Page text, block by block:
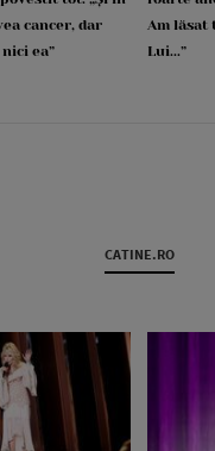
cancer, dar
ea”
Am
Lui...”
CATINE.RO